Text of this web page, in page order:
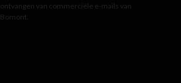
ontvangen van commerciële e-mails van
Bomont.